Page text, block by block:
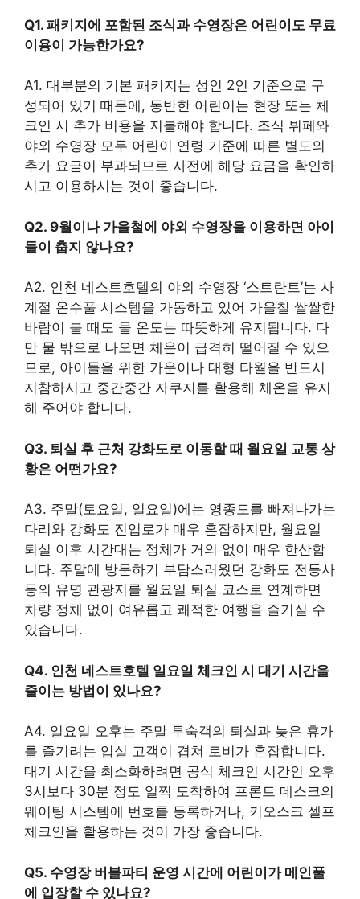
Q1. 패키지에 포함된 조식과 수영장은 어린이도 무료
이용이 가능한가요?
A1. 대부분의 기본 패키지는 성인 2인 기준으로 구
성되어 있기 때문에, 동반한 어린이는 현장 또는 체
크인 시 추가 비용을 지불해야 합니다. 조식 뷔페와
야외 수영장 모두 어린이 연령 기준에 따른 별도의
추가 요금이 부과되므로 사전에 해당 요금을 확인하
시고 이용하시는 것이 좋습니다.
Q2. 9월이나 가을철에 야외 수영장을 이용하면 아이
들이 춥지 않나요?
A2. 인천 네스트호텔의 야외 수영장 ‘스트란트’는 사
계절 온수풀 시스템을 가동하고 있어 가을철 쌀쌀한
바람이 불 때도 물 온도는 따뜻하게 유지됩니다. 다
만 물 밖으로 나오면 체온이 급격히 떨어질 수 있으
므로, 아이들을 위한 가운이나 대형 타월을 반드시
지참하시고 중간중간 자쿠지를 활용해 체온을 유지
해 주어야 합니다.
Q3. 퇴실 후 근처 강화도로 이동할 때 월요일 교통 상
황은 어떤가요?
A3. 주말(토요일, 일요일)에는 영종도를 빠져나가는
다리와 강화도 진입로가 매우 혼잡하지만, 월요일
퇴실 이후 시간대는 정체가 거의 없이 매우 한산합
니다. 주말에 방문하기 부담스러웠던 강화도 전등사
등의 유명 관광지를 월요일 퇴실 코스로 연계하면
차량 정체 없이 여유롭고 쾌적한 여행을 즐기실 수
있습니다.
Q4. 인천 네스트호텔 일요일 체크인 시 대기 시간을
줄이는 방법이 있나요?
A4. 일요일 오후는 주말 투숙객의 퇴실과 늦은 휴가
를 즐기려는 입실 고객이 겹쳐 로비가 혼잡합니다.
대기 시간을 최소화하려면 공식 체크인 시간인 오후
3시보다 30분 정도 일찍 도착하여 프론트 데스크의
웨이팅 시스템에 번호를 등록하거나, 키오스크 셀프
체크인을 활용하는 것이 가장 좋습니다.
Q5. 수영장 버블파티 운영 시간에 어린이가 메인풀
에 입장할 수 있나요?